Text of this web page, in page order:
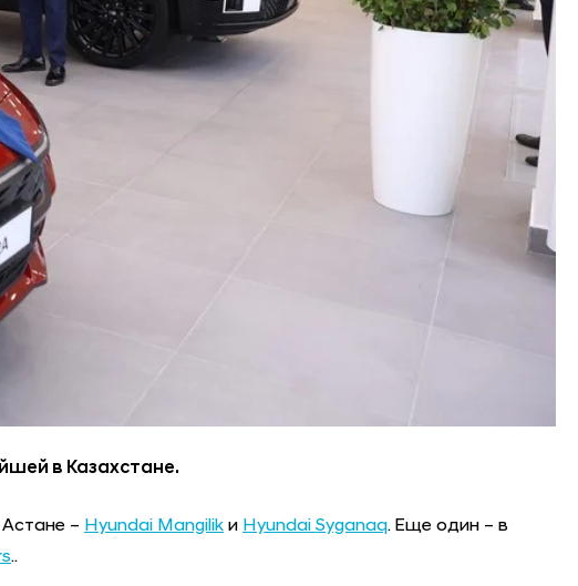
в Казахстане.
– Hyundai Mangilik и Hyundai Syganaq. Еще один – в
..